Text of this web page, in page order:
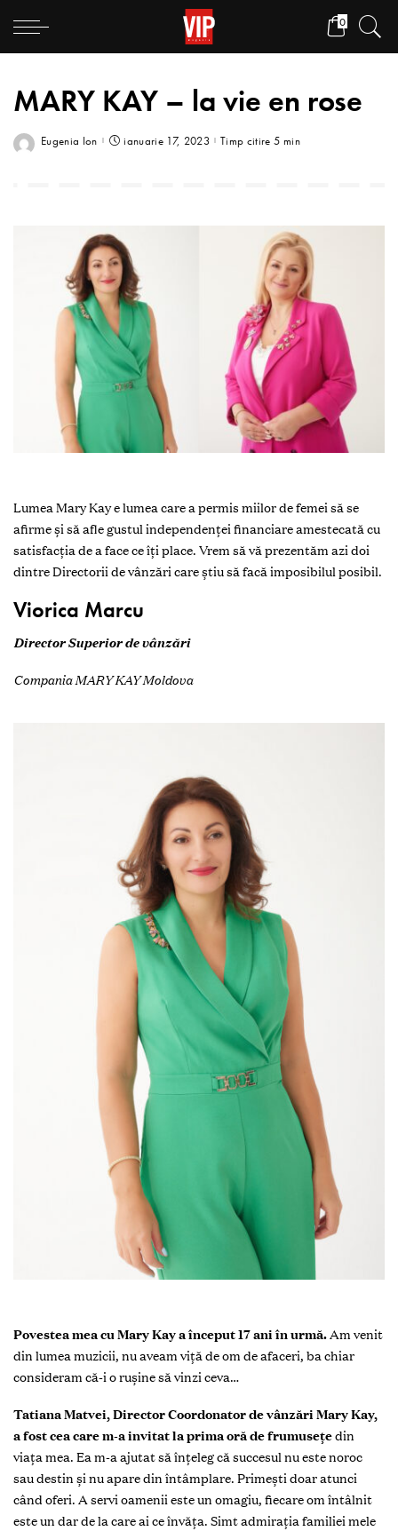
0
MARY KAY – la vie en rose
Eugenia Ion ianuarie 17, 2023 Timp citire 5 min
Lumea Mary Kay e lumea care a permis miilor de femei să se
afirme și să afle gustul independenței financiare amestecată cu
satisfacția de a face ce îți place. Vrem să vă prezentăm azi doi
dintre Directorii de vânzări care știu să facă imposibilul posibil.
Viorica Marcu
Director Superior de vânzări
Compania MARY KAY Moldova
Povestea mea cu Mary Kay a început 17 ani în urmă.Am venit
din lumea muzicii, nu aveam viță de om de afaceri, ba chiar
consideram că-i o rușine să vinzi ceva…
Tatiana Matvei, Director Coordonator de vânzări Mary Kay,
a fost cea care m-a invitat la prima oră de frumusețedin
viața mea. Ea m-a ajutat să înțeleg că succesul nu este noroc
sau destin și nu apare din întâmplare. Primești doar atunci
când oferi. A servi oamenii este un omagiu, fiecare om întâlnit
este un dar de la care ai ce învăța. Simt admirația familiei mele